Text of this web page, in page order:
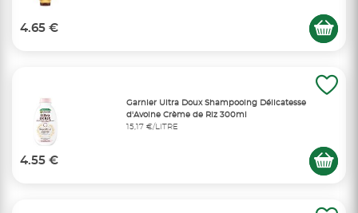
4.65 €
Garnier Ultra Doux Shampooing Délicatesse
d'Avoine Crème de Riz 300ml
15,17 €/LITRE
4.55 €